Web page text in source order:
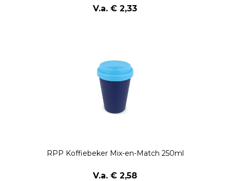
V.a. € 2,33
RPP Koffiebeker Mix-en-Match 250ml
V.a. € 2,58